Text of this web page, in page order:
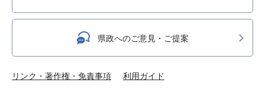
県政へのご意見・ご提案
リンク・著作権・免責事項 利用ガイド